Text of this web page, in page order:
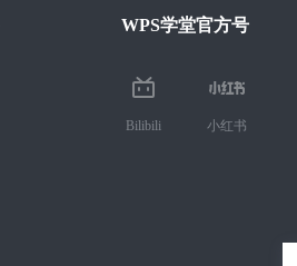
WPS学堂官方号
Bilibili 小红书